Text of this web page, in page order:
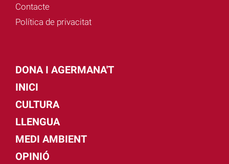
Contacte
Política de privacitat
DONA I AGERMANA'T
INICI
CULTURA
LLENGUA
MEDI AMBIENT
OPINIÓ